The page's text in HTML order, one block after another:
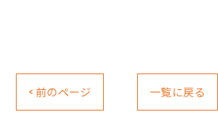
< 前のページ 一覧に戻る